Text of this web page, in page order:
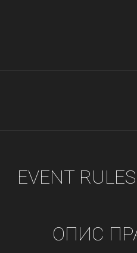
EVENT
ОПИС